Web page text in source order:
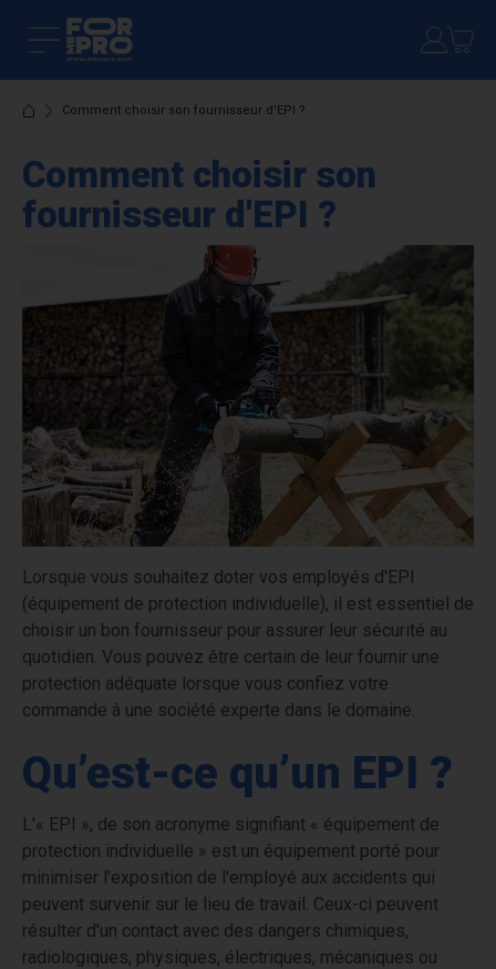
Comment choisir son fournisseur d'EPI ?
Comment choisir son
fournisseur d'EPI ?
Lorsque vous souhaitez doter vos employés d'EPI
(équipement de protection individuelle), il est essentiel de
choisir un bon fournisseur pour assurer leur sécurité au
quotidien. Vous pouvez être certain de leur fournir une
protection adéquate lorsque vous confiez votre
commande à une société experte dans le domaine.
Qu’est-ce qu’un EPI ?
L'« EPI », de son acronyme signifiant « équipement de
protection individuelle » est un équipement porté pour
minimiser l'exposition de l'employé aux accidents qui
peuvent survenir sur le lieu de travail. Ceux-ci peuvent
résulter d'un contact avec des dangers chimiques,
radiologiques, physiques, électriques, mécaniques ou